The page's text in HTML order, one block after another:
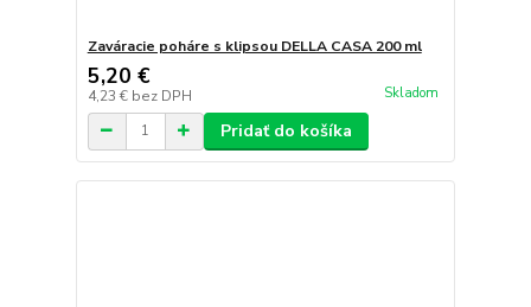
Zaváracie poháre s klipsou DELLA CASA 200 ml
5,20 €
4,23 € bez DPH Skladom
Pridať do košíka